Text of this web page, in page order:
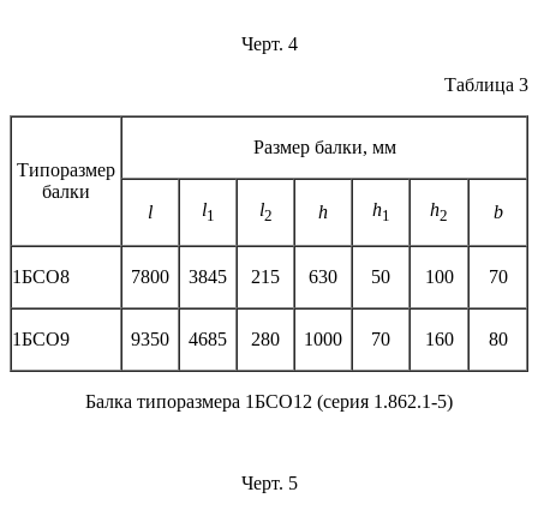
Черт. 4
Таблица 3
Типоразмер
балки
Размер балки, мм
l l1 l2 h h1 h2 b
1БСО8 7800 3845 215 630 50 100 70
1БСО9 9350 4685 280 1000 70 160 80
Балка типоразмера 1БСО12 (серия 1.862.1-5)
Черт. 5